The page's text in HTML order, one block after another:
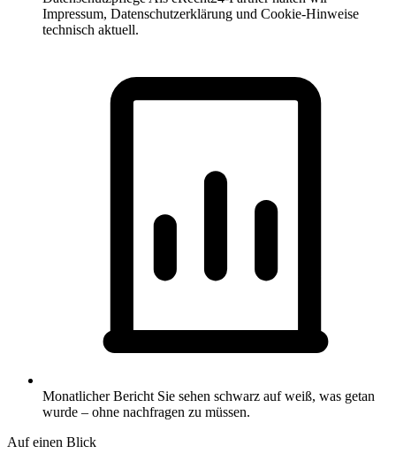
Impressum, Datenschutzerklärung und Cookie-Hinweise
technisch aktuell.
Monatlicher Bericht Sie sehen schwarz auf weiß, was getan
wurde – ohne nachfragen zu müssen.
Auf einen Blick